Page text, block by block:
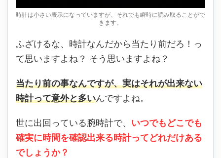
時計は小さい表示になっていますが、それでも瞬時に読み取ることがで
きます。
ふざけるな、時計なんだから当たり前だろ！っ
て思いますよね？ そう思いますよね？
当たり前の事なんですが、実はそれが出来ない
時計って意外と多いんですよね。
世に出回っている腕時計で、 いつでもどこでも
確実に時間を確認出来る時計ってどれだけある
でしょうか？